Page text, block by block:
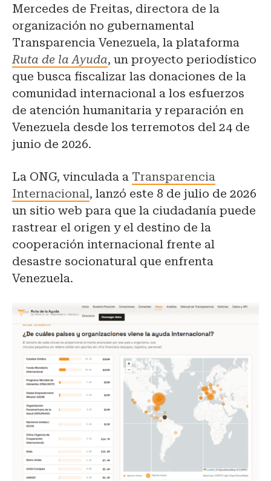
Mercedes de Freitas, directora de la
organización no gubernamental
Transparencia Venezuela, la plataforma
Ruta de la Ayuda, un proyecto periodístico
que busca fiscalizar las donaciones de la
comunidad internacional a los esfuerzos
de atención humanitaria y reparación en
Venezuela desde los terremotos del 24 de
junio de 2026.
La ONG, vinculada a Transparencia
Internacional, lanzó este 8 de julio de 2026
un sitio web para que la ciudadanía puede
rastrear el origen y el destino de la
cooperación internacional frente al
desastre socionatural que enfrenta
Venezuela.